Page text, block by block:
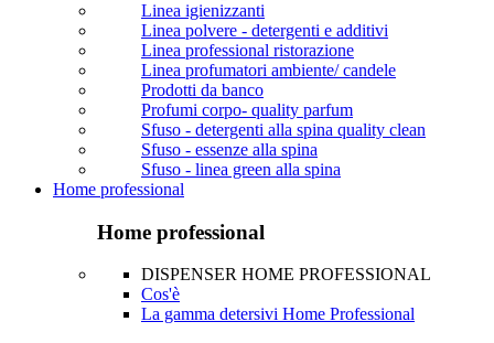
Linea igienizzanti
Linea polvere - detergenti e additivi
Linea professional ristorazione
Linea profumatori ambiente/ candele
Prodotti da banco
Profumi corpo- quality parfum
Sfuso - detergenti alla spina quality clean
Sfuso - essenze alla spina
Sfuso - linea green alla spina
Home professional
Home professional
DISPENSER HOME PROFESSIONAL
Cos'è
La gamma detersivi Home Professional